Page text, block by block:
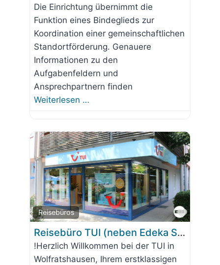
Die Einrichtung übernimmt die
Funktion eines Bindeglieds zur
Koordination einer gemeinschaftlichen
Standortförderung. Genauere
Informationen zu den
Aufgabenfeldern und
Ansprechpartnern finden
Weiterlesen …
Reisebüros
Favorit
Reisebüro TUI (neben Edeka Sostaric)
!Herzlich Willkommen bei der TUI in
Wolfratshausen, Ihrem erstklassigen